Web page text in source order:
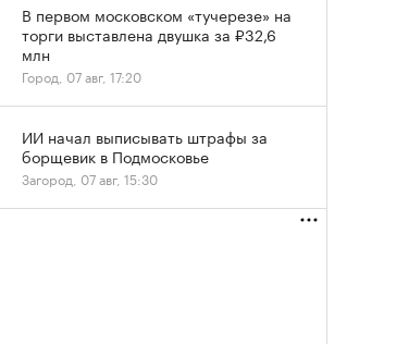
В первом московском «тучерезе» на
торги выставлена двушка за ₽32,6
млн
Город, 07 авг, 17:20
ИИ начал выписывать штрафы за
борщевик в Подмосковье
Загород, 07 авг, 15:30